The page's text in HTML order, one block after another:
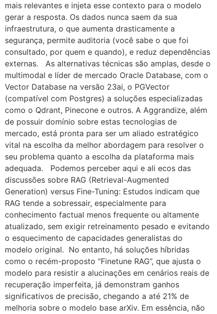
mais relevantes e injeta esse contexto para o modelo
gerar a resposta. Os dados nunca saem da sua
infraestrutura, o que aumenta drasticamente a
segurança, permite auditoria (você sabe o que foi
consultado, por quem e quando), e reduz dependências
externas. As alternativas técnicas são amplas, desde o
multimodal e líder de mercado Oracle Database, com o
Vector Database na versão 23ai, o PGVector
(compatível com Postgres) a soluções especializadas
como o Qdrant, Pinecone e outros. A Aggrandize, além
de possuir domínio sobre estas tecnologias de
mercado, está pronta para ser um aliado estratégico
vital na escolha da melhor abordagem para resolver o
seu problema quanto a escolha da plataforma mais
adequada. Podemos perceber aqui e ali ecos das
discussões sobre RAG (Retrieval-Augmented
Generation) versus Fine-Tuning: Estudos indicam que
RAG tende a sobressair, especialmente para
conhecimento factual menos frequente ou altamente
atualizado, sem exigir retreinamento pesado e evitando
o esquecimento de capacidades generalistas do
modelo original. No entanto, há soluções híbridas
como o recém-proposto “Finetune RAG”, que ajusta o
modelo para resistir a alucinações em cenários reais de
recuperação imperfeita, já demonstram ganhos
significativos de precisão, chegando a até 21% de
melhoria sobre o modelo base arXiv. Em essência, não